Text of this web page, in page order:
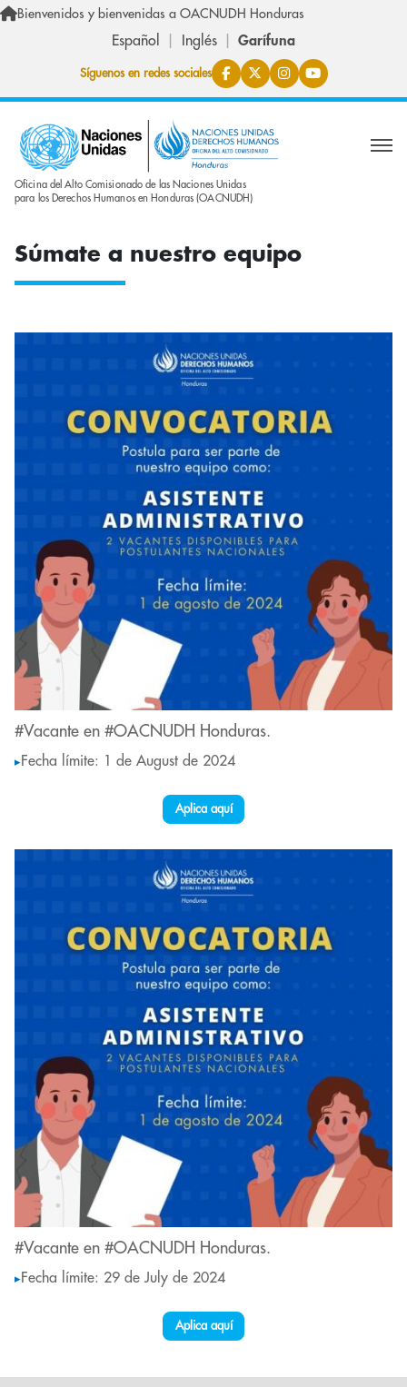
Skip to main content
Bienvenidos y bienvenidas a OACNUDH Honduras
Español Inglés Garífuna
Síguenos en redes sociales
Oficina del Alto Comisionado de las Naciones Unidas
para los Derechos Humanos en Honduras (OACNUDH)
Súmate a nuestro equipo
#Vacante en #OACNUDH Honduras.
▸Fecha límite: 1 de August de 2024
Aplica aquí
#Vacante en #OACNUDH Honduras.
▸Fecha límite: 29 de July de 2024
Aplica aquí